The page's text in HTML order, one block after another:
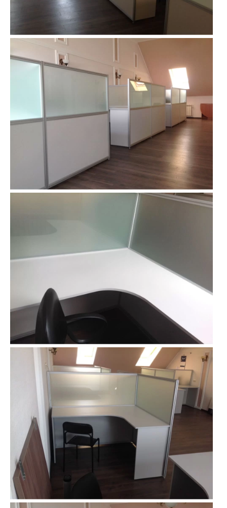
Интерьерные в
Новости
Дизайнерам
Цены на метеллоконструкции и
изделия из металла
+7 (4012) 797-039
+7 (962) 257-27-70
Оставить заявку